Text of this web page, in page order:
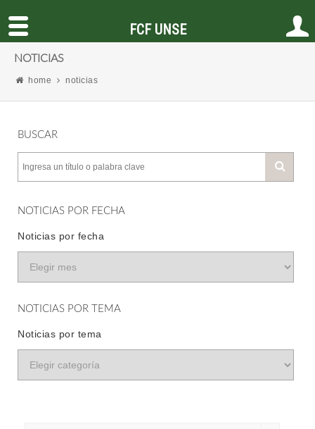
NOTICIAS
home noticias
BUSCAR
NOTICIAS POR FECHA
Noticias por fecha
NOTICIAS POR TEMA
Noticias por tema
FCF UNSE